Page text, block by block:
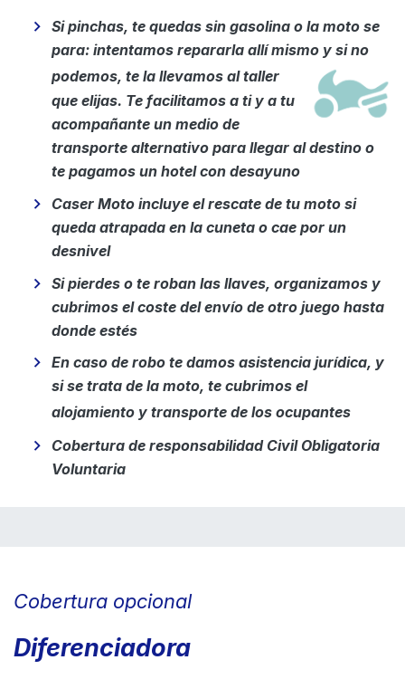
Si pinchas, te quedas sin gasolina o la moto se
para: intentamos repararla allí mismo y si no
podemos, te la​llevamos al taller
que elijas. Te facilitamos a ti y a tu
acompañante un medio de
transporte alternativo para llegar al destino o
te pagamos un hotel con desayuno
Caser Moto incluye el rescate de tu moto si
queda atrapada en la cuneta o cae por un
desnivel
Si pierdes o te roban las llaves, organizamos y
cubrimos el coste del envío de otro juego hasta
donde estés
En caso de robo te damos asistencia jurídica, y
si se trata de la moto, te cubrimos el
alojamiento y transporte de​los ocupantes
Cobertura de responsabilidad Civil Obligatoria
Voluntaria
Cobertura opcional
Diferenciadora